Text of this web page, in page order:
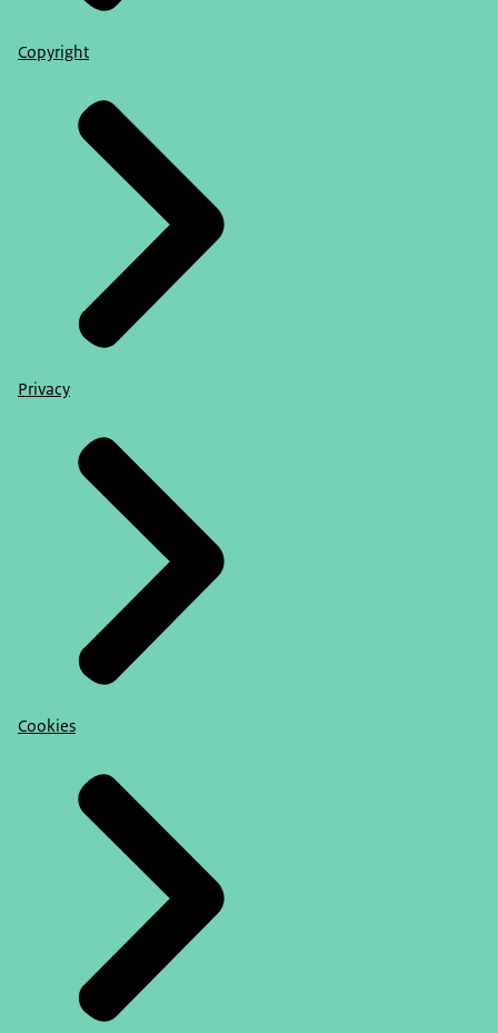
Copyright
Privacy
Cookies